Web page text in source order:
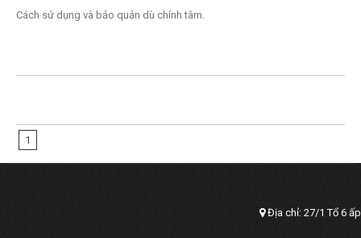
Cách sử dụng và bảo quản dù chính tâm.
1
Địa chỉ: 27/1 Tổ 6 ấp